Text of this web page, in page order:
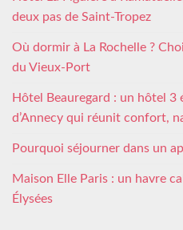
deux pas de Saint-Tropez
Où dormir à La Rochelle ?
du Vieux-Port
Hôtel Beauregard : un hôtel 3
d’Annecy qui réunit confort,
Pourquoi séjourner dans un
Maison Elle Paris : un havre
Élysées